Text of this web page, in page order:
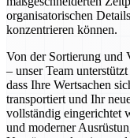
organisatorischen
konzentrieren können.
Von der Sortierung und
– unser Team
dass Ihre Wertsachen
transportiert und Ihr
vollständig eingerichtet
und moderner